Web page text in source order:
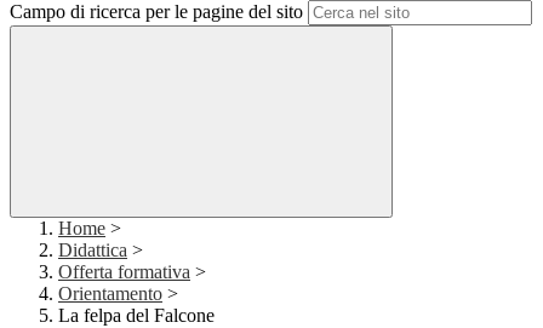
Campo di ricerca per le pagine del sito
Home >
Didattica >
Offerta formativa >
Orientamento >
La felpa del Falcone